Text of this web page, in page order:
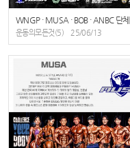
운동의모든것(5) 25/06/13